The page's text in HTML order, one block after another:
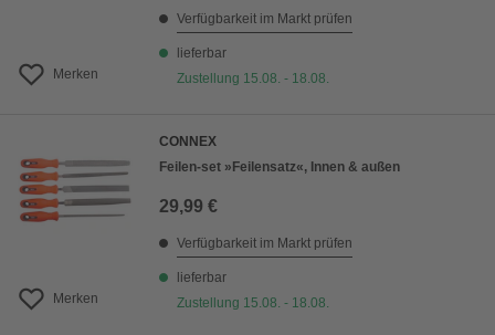
Merken
Verfügbarkeit im Markt prüfen
lieferbar
Zustellung 15.08. - 18.08.
Merken
CONNEX
Feilen-set »Feilensatz«, Innen & außen
29,99 €
Verfügbarkeit im Markt prüfen
lieferbar
Zustellung 15.08. - 18.08.